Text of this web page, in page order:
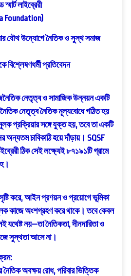
স্মার্ট লাইব্রেরী
Foundation)
যৌথ উদ্যোগে নৈতিক ও সুস্থ সমাজ
বিশ্লেষণধর্মী প্রতিবেদন
নেতৃত্ব ও সামাজিক উন্নয়ন একটি
নেতৃত্ব নৈতিক মূল্যবোধে গঠিত হয়
প্রক্রিয়ার সঙ্গে যুক্ত হয়, তবে তা একটি
চাবিকাঠি হয়ে দাঁড়ায়। SQSF
ঠিক সেই লক্ষ্যেই ৮৭১৯১টি গ্রামে
করে, আইন প্রণয়ন ও প্রয়োগে ভূমিকা
কাজে অংশগ্রহণ করে থাকে। তবে কেবল
যথেষ্ট নয়—তা নৈতিকতা, দীনদারিতা ও
সুস্থতা আসে না।
নৈতিক অবক্ষয় রোধ, পরিবার ভিত্তিক